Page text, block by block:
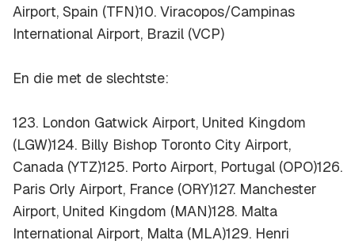
Airport, Spain (TFN)10. Viracopos/Campinas
International Airport, Brazil (VCP)
En die met de slechtste:
123. London Gatwick Airport, United Kingdom
(LGW)124. Billy Bishop Toronto City Airport,
Canada (YTZ)125. Porto Airport, Portugal (OPO)126.
Paris Orly Airport, France (ORY)127. Manchester
Airport, United Kingdom (MAN)128. Malta
International Airport, Malta (MLA)129. Henri